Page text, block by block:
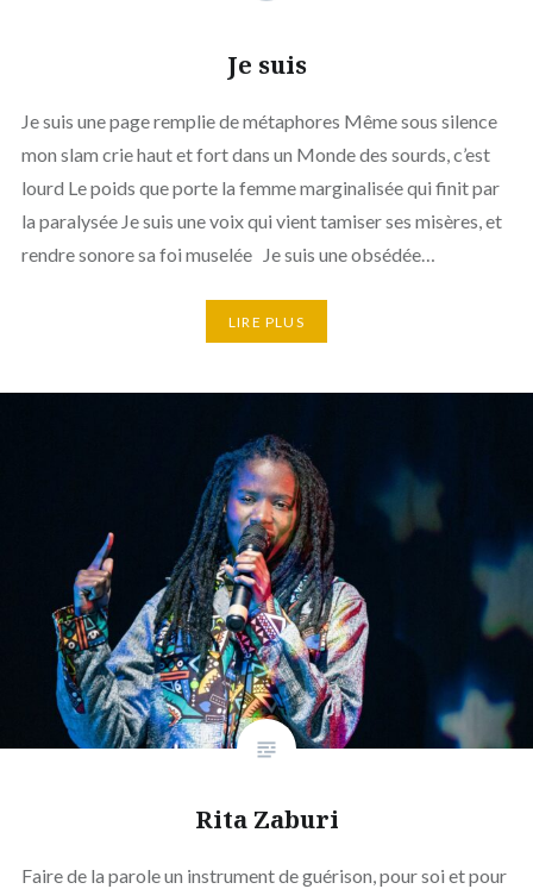
Je suis
Je suis une page remplie de métaphores Même sous silence
mon slam crie haut et fort dans un Monde des sourds, c’est
lourd Le poids que porte la femme marginalisée qui finit par
la paralysée Je suis une voix qui vient tamiser ses misères, et
rendre sonore sa foi muselée Je suis une obsédée…
LIRE PLUS
Rita Zaburi
Faire de la parole un instrument de guérison, pour soi et pour